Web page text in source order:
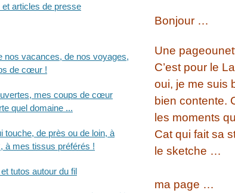
Bonjour …
Une
C’est pour le
oui, je me suis
bien contente.
les moments
Cat qui fait sa
le sketche …
ma page …